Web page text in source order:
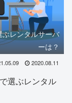
レンタルサーバ
ーは？
2020.08.11
選ぶレンタル